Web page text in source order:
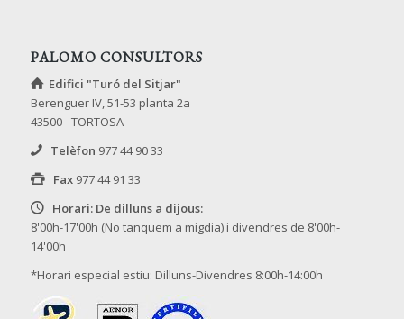
PALOMO CONSULTORS
Edifici "Turó del Sitjar"
Berenguer IV, 51-53 planta 2a
43500 - TORTOSA
Telèfon 977 44 90 33
Fax 977 44 91 33
Horari: De dilluns a dijous:
8'00h-17'00h (No tanquem a migdia) i divendres de 8'00h-
14'00h
*Horari especial estiu: Dilluns-Divendres 8:00h-14:00h